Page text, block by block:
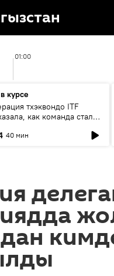
01:00
курсе
тхэквондо ITF
как команда стала
40 мин